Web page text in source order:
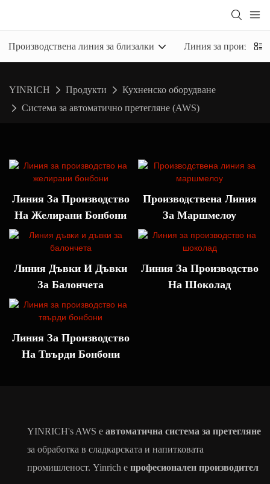
Производствена линия за близалки Линия за
YINRICH Продукти
Кухненско оборудване
Система за автоматично претегляне (AWS)
Линия За Производство
На Желирани Бонбони
Производствена Линия
За Маршмелоу
Линия Дъвки И Дъвки
За Балончета
Линия За Производство
На Шоколад
Линия За Производство
На Твърди Бонбони
YINRICH's AWS е автоматична система за претегляне
за обработка в сладкарската и напитковата
промишленост. Yinrich е професионален производител